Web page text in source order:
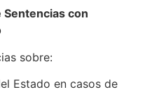
Sentencias con
sobre:
Estado en casos de